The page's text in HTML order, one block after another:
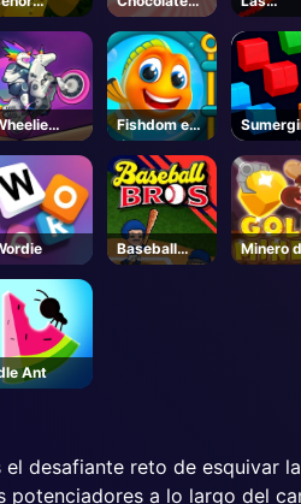
Clicker
pinball
MJ
Fishdom en
línea
nto
Baseball
Bros
Minero
oro Tom
Ant
desafiante reto de esquivar
a lo largo del